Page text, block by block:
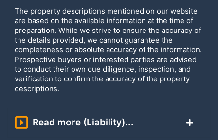
The property descriptions mentioned on our website
are based on the available information at the time of
preparation. While we strive to ensure the accuracy of
the details provided, we cannot guarantee the
completeness or absolute accuracy of the information.
Prospective buyers or interested parties are advised
to conduct their own due diligence, inspection, and
verification to confirm the accuracy of the property
descriptions.
Read more (Liability)...